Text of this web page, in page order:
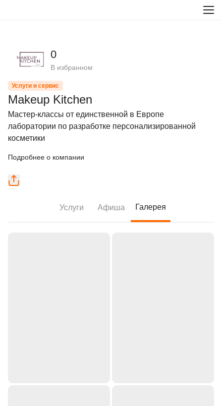
0
В избранном
Услуги и сервис
Makeup Kitchen
Мастер-классы от единственной в Европе
лаборатории по разработке персонализированной
косметики
Подробнее о компании
Услуги Афиша Галерея